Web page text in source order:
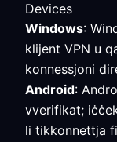
Devices
Windows:
klijent VPN u
konnessjoni
Android:
vverifikat;
li tikkonnettja